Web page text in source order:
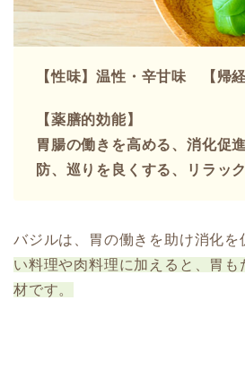
【性味】温性・辛甘味 【帰
【薬膳的効能】
胃腸の働きを高める、消化促
防、巡りを良くする、リラッ
バジルは、胃の働きを助け消化を
い料理や肉料理に加えると、胃も
材です。